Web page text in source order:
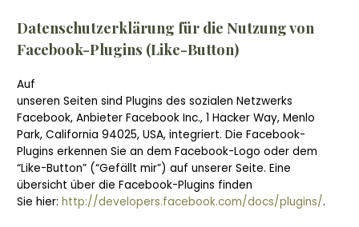
Datenschutzerklärung für die Nutzung von
Facebook-Plugins (Like-Button)
Auf
unseren Seiten sind Plugins des sozialen Netzwerks
Facebook, Anbieter Facebook Inc., 1 Hacker Way, Menlo
Park, California 94025, USA, integriert. Die Facebook-
Plugins erkennen Sie an dem Facebook-Logo oder dem
“Like-Button” (“Gefällt mir”) auf unserer Seite. Eine
übersicht über die Facebook-Plugins finden
Sie hier:http://developers.facebook.com/docs/plugins/.